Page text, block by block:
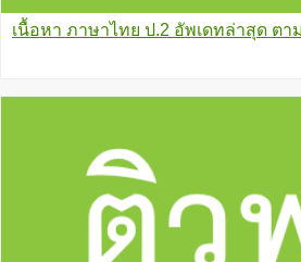
เนื้อหา ภาษาไทย ป.2 อัพเดทล่าสุด ต